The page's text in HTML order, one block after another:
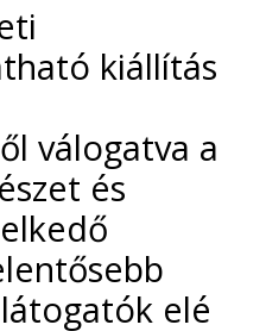
kiállítás
válogatva a
és
elé